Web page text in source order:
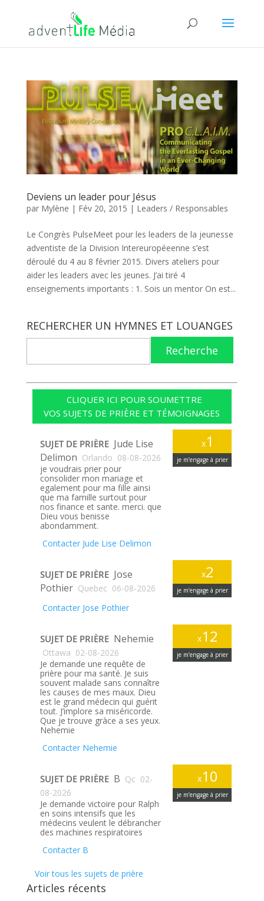
Deviens un leader pour Jésus
par Mylène | Fév 20, 2015 | Leaders / Responsables
Le Congrès PulseMeet pour les leaders de la jeunesse
adventiste de la Division Intereuropéeenne s’est
déroulé du 4 au 8 février 2015. Divers ateliers pour
aider les leaders avec les jeunes. J’ai tiré 4
enseignements importants : 1. Sois un mentor On est...
RECHERCHER UN HYMNES ET LOUANGES
Recherche
CLIQUER ICI POUR SOUMETTRE
VOS SUJETS DE PRIÈRE ET TÉMOIGNAGES
x1
je m’engage à prier
SUJET DE PRIÈRE Jude Lise
Delimon Orlando 08-08-2026
je voudrais prier pour
consolider mon mariage et
egalement pour ma fille ainsi
que ma famille surtout pour
nos finance et sante. merci. que
Dieu vous benisse
abondamment.
Contacter Jude Lise Delimon
x2
je m’engage à prier
SUJET DE PRIÈRE Jose
Pothier Quebec 06-08-2026
Contacter Jose Pothier
x12
je m’engage à prier
SUJET DE PRIÈRE Nehemie
Ottawa 02-08-2026
Je demande une requête de
prière pour ma santé. Je suis
souvent malade sans connaître
les causes de mes maux. Dieu
est le grand médecin qui guérit
tout. J’implore sa miséricorde.
Que je trouve gràce a ses yeux.
Nehemie
Contacter Nehemie
x10
je m’engage à prier
SUJET DE PRIÈRE B Qc 02-
08-2026
Je demande victoire pour Ralph
en soins intensifs que les
médecins veulent le débrancher
des machines respiratoires
Contacter B
Voir tous les sujets de prière
Articles récents